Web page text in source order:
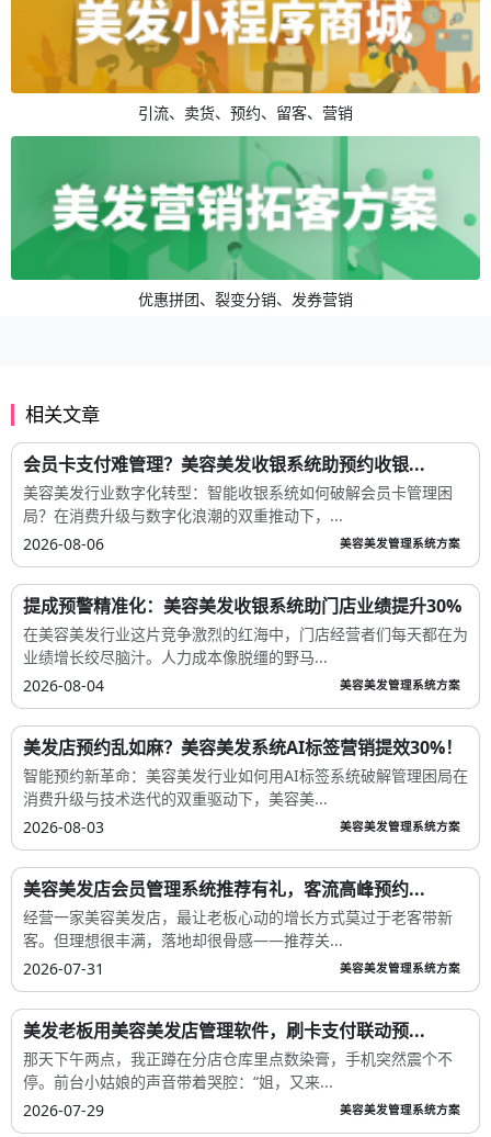
引流、卖货、预约、留客、营销
优惠拼团、裂变分销、发券营销
相关文章
会员卡支付难管理？美容美发收银系统助预约收银...
美容美发行业数字化转型：智能收银系统如何破解会员卡管理困
局？在消费升级与数字化浪潮的双重推动下，...
2026-08-06
美容美发管理系统方案
提成预警精准化：美容美发收银系统助门店业绩提升30%
在美容美发行业这片竞争激烈的红海中，门店经营者们每天都在为
业绩增长绞尽脑汁。人力成本像脱缰的野马...
2026-08-04
美容美发管理系统方案
美发店预约乱如麻？美容美发系统AI标签营销提效30%！
智能预约新革命：美容美发行业如何用AI标签系统破解管理困局在
消费升级与技术迭代的双重驱动下，美容美...
2026-08-03
美容美发管理系统方案
美容美发店会员管理系统推荐有礼，客流高峰预约...
经营一家美容美发店，最让老板心动的增长方式莫过于老客带新
客。但理想很丰满，落地却很骨感——推荐关...
2026-07-31
美容美发管理系统方案
美发老板用美容美发店管理软件，刷卡支付联动预...
那天下午两点，我正蹲在分店仓库里点数染膏，手机突然震个不
停。前台小姑娘的声音带着哭腔：“姐，又来...
2026-07-29
美容美发管理系统方案